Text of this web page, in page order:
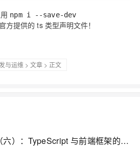
npm i --save-dev
方提供的 ts 类型声明文件！
与运维 > 文章 > 正文
TypeScript 学习笔记（六）：TypeScript 与前端框架的结合应用